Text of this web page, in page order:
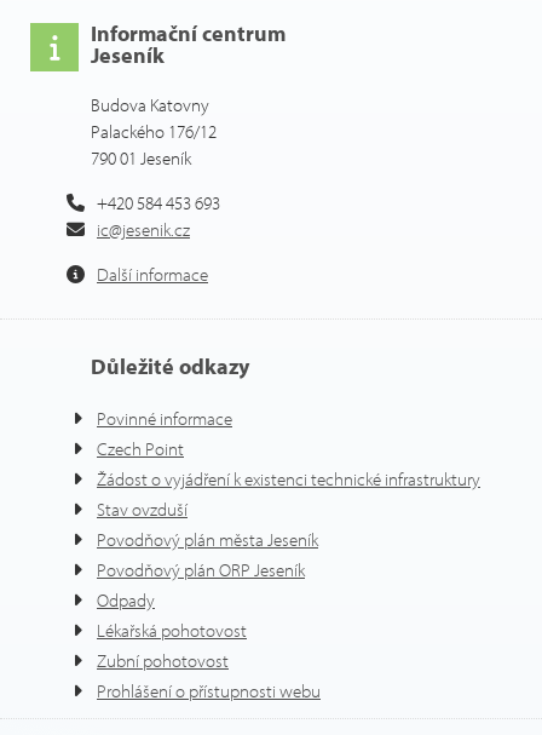
Informační centrum
Jeseník
Budova Katovny
Palackého 176/12
790 01 Jeseník
+420 584 453 693
ic@jesenik.cz
Další informace
Důležité odkazy
Povinné informace
Czech Point
Žádost o vyjádření k existenci technické infrastruktury
Stav ovzduší
Povodňový plán města Jeseník
Povodňový plán ORP Jeseník
Odpady
Lékařská pohotovost
Zubní pohotovost
Prohlášení o přístupnosti webu